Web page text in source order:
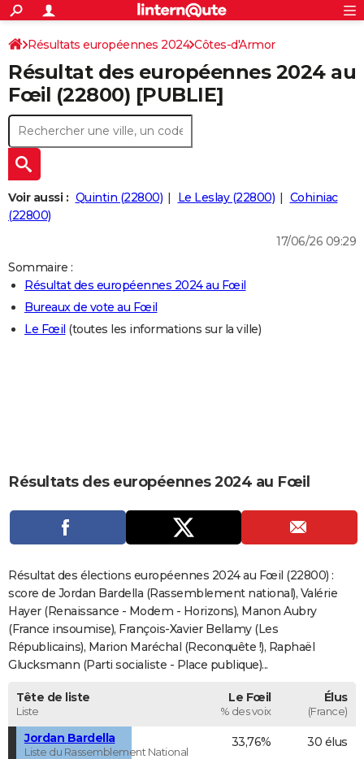
ACTUALITÉS
Politique
Société
Faits Divers
Education
Monde
Villes
+
SPORT
Coupe du monde 2026
Football
Tennis
Cyclisme
Rugby
Forum
CULTURE
Programme TV
TNT
Streaming
Cinéma
Sorties cinéma
Musique
+
FINANCE
Retraite
Impôts
Epargne
Immobilier
Risques naturels par ville
Banque
Assurance
Crédit
AUTO
Essais
Réserver un essai
Citadines
Berlines
SUV
Forum auto
+
HIGH-TECH
Mobiles
Meilleur smartphone
Internet
Ordinateurs
Jeux vidéo
Guide high-tech
+
BRICOLAGE
Guides de France
Escapades
Patrimoine
Expositions
Musées
Week-end nature
LIFESTYLE
Art de vivre
Bien-être
Loisirs
Mode
Modes de vie
CARTE DE VOEUX
Carte de Noël
Carte Bonne année
Carte Saint-Valentin
Carte Pâques
Carte d'anniversaire
DICTIONNAIRE
Dictionnaire
Biographies
Citations
Expressions
Proverbes
PROGRAMME TV
COPAINS D'AVANT
S'inscrire
Se connecter
Lycées
Collèges
Primaires
Universités
Entreprises
Service militaire
Avis de recherche
AVIS DE DÉCÈS
FORUM
S'inscrire
Connexion
Résultats européennes 2024 Côtes-d'Armor
Résultat des européennes 2024 au
Fœil (22800) [PUBLIE]
Voir aussi : Quintin (22800) Le Leslay (22800)
Cohiniac
(22800)
17/06/26 09:29
Sommaire :
Résultat des européennes 2024 au Fœil
Bureaux de vote au Fœil
Le Fœil (toutes les informations sur la ville)
Résultats des européennes 2024 au Fœil
Résultat des élections européennes 2024 au Fœil (22800) :
score de Jordan Bardella (Rassemblement national), Valérie
Hayer (Renaissance - Modem - Horizons), Manon Aubry
(France insoumise), François-Xavier Bellamy (Les
Républicains), Marion Maréchal (Reconquête !), Raphaël
Glucksmann (Parti socialiste - Place publique)...
Tête de liste
Liste
Le Fœil
% des voix
Élus
(France)
Jordan Bardella
Liste du Rassemblement National
33,76% 30 élus